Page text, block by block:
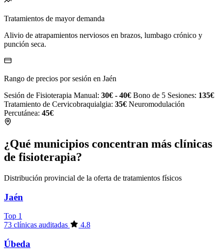
Tratamientos de mayor demanda
Alivio de atrapamientos nerviosos en brazos, lumbago crónico y
punción seca.
Rango de precios por sesión en Jaén
Sesión de Fisioterapia Manual: 30€ - 40€ Bono de 5 Sesiones: 135€
Tratamiento de Cervicobraquialgia: 35€ Neuromodulación
Percutánea: 45€
¿Qué municipios concentran más clínicas
de fisioterapia?
Distribución provincial de la oferta de tratamientos físicos
Jaén
Top 1
73 clínicas auditadas
4.8
Úbeda